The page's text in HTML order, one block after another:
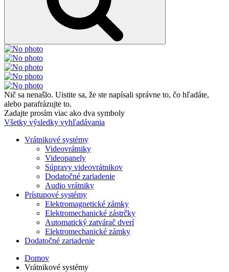
Nič sa nenašlo. Uistite sa, že ste napísali správne to, čo hľadáte,
alebo parafrázujte to.
Zadajte prosím viac ako dva symboly
Všetky výsledky vyhľadávania
Vrátnikové systémy
Videovrátniky
Videopanely
Súpravy videovrátnikov
Dodatočné zariadenie
Audio vrátniky
Prístupové systémy
Elektromagnetické zámky
Elektromechanické zástrčky
Automatický zatvárač dverí
Elektromechanické zámky
Dodatočné zariadenie
Domov
Vrátnikové systémy